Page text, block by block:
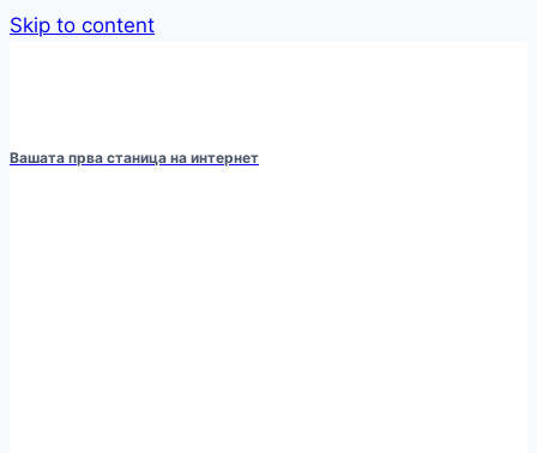
Skip to content
Вашата прва станица на интернет